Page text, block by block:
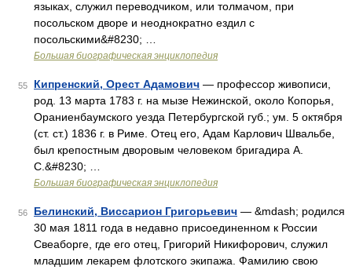
языках, служил переводчиком, или толмачом, при
посольском дворе и неоднократно ездил с
посольскими&#8230; …
Большая биографическая энциклопедия
55 Кипренский, Орест Адамович — профессор живописи,
род. 13 марта 1783 г. на мызе Нежинской, около Копорья,
Ораниенбаумского уезда Петербургской губ.; ум. 5 октября
(ст. ст.) 1836 г. в Риме. Отец его, Адам Карлович Швальбе,
был крепостным дворовым человеком бригадира A.
С.&#8230; …
Большая биографическая энциклопедия
56 Белинский, Виссарион Григорьевич — &mdash; родился
30 мая 1811 года в недавно присоединенном к России
Свеаборге, где его отец, Григорий Никифорович, служил
младшим лекарем флотского экипажа. Фамилию свою